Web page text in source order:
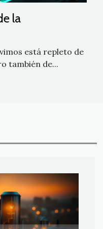
la
está repleto de
también de...